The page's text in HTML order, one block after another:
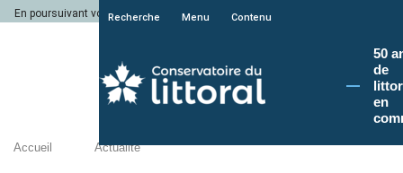
En poursuivant votre navigation sur le site du Conservatoire du littoral, vous
Recherche Menu Contenu
50
de
en
Accueil Actualité